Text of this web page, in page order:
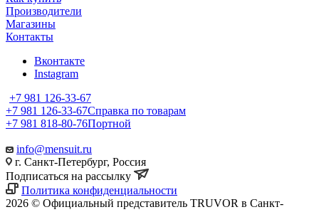
Производители
Магазины
Контакты
Вконтакте
Instagram
+7 981 126-33-67
+7 981 126-33-67Справка по товарам
+7 981 818-80-76Портной
info@mensuit.ru
г. Санкт-Петербург, Россия
Подписаться на рассылку
Политика конфиденциальности
2026 © Официальный представитель TRUVOR в Санкт-